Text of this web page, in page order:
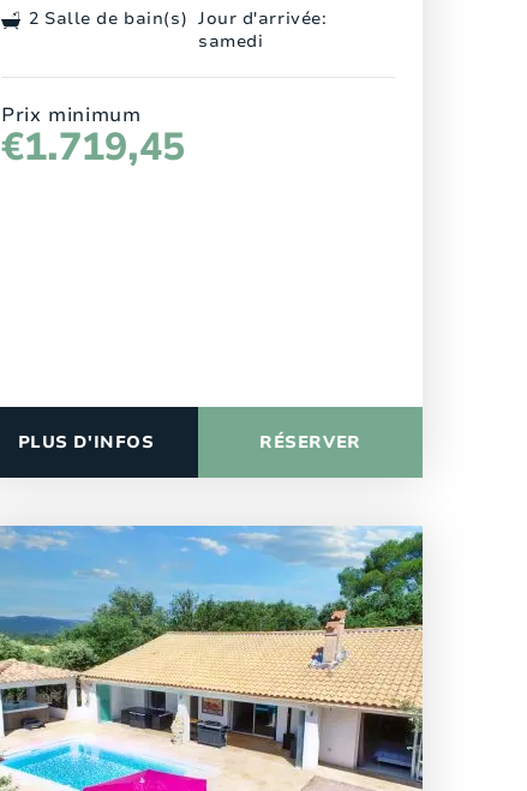
2 Salle de bain(s) Jour d'arrivée:
samedi
Prix minimum
€1.719,45
PLUS D'INFOS RÉSERVER